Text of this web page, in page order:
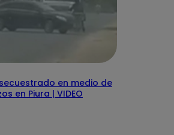
en medio de
en Piura | VIDEO